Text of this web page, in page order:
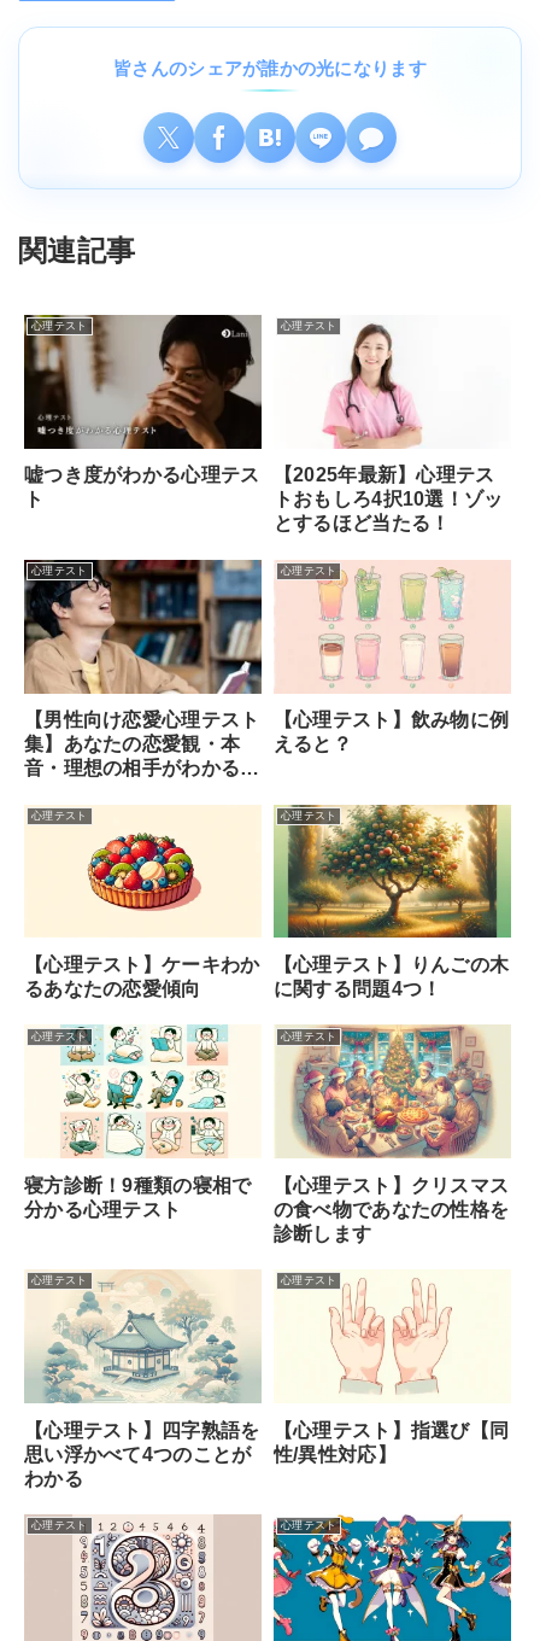
皆さんのシェアが誰かの光になります
関連記事
心理テスト
嘘つき度がわかる心理テス
ト
心理テスト
【2025年最新】心理テス
トおもしろ4択10選！ゾッ
とするほど当たる！
心理テスト
【男性向け恋愛心理テスト
集】あなたの恋愛観・本
音・理想の相手がわかる！
心理テスト
【心理テスト】飲み物に例
えると？
心理テスト
【心理テスト】ケーキわか
るあなたの恋愛傾向
心理テスト
【心理テスト】りんごの木
に関する問題4つ！
心理テスト
寝方診断！9種類の寝相で
分かる心理テスト
心理テスト
【心理テスト】クリスマス
の食べ物であなたの性格を
診断します
心理テスト
【心理テスト】四字熟語を
思い浮かべて4つのことが
わかる
心理テスト
【心理テスト】指選び【同
性/異性対応】
心理テスト 心理テスト